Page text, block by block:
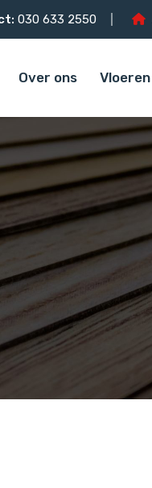
030 633 2550
Over ons Vloeren